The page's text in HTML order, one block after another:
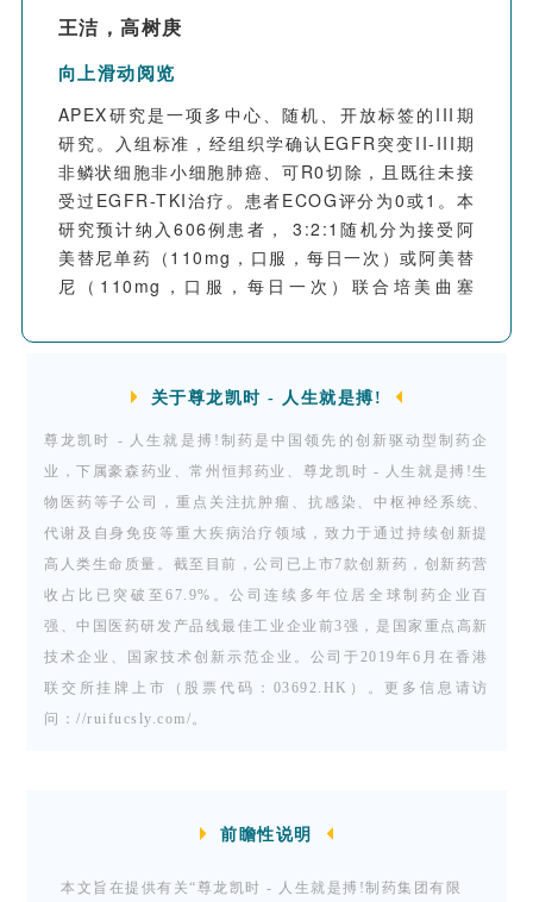
王洁，高树庚
向上滑动阅览
APEX研究是一项多中心、随机、开放标签的III期
研究。入组标准，经组织学确认EGFR突变II-III期
非鳞状细胞非小细胞肺癌、可R0切除，且既往未接
受过EGFR-TKI治疗。患者ECOG评分为0或1。本
研究预计纳入606例患者， 3:2:1随机分为接受阿
美替尼单药（110mg，口服，每日一次）或阿美替
尼（110mg，口服，每日一次）联合培美曲塞
2
联合顺铂（75 mg/m ，静脉注射）。首例患者于
期（DFS），次要终点包括2、3、4、5年DFS
率、5年总生存期（OS）、OS、安全性和生活质
量。不良反应按照CTCAE v.4.0标准进行分级。
关于尊龙凯时 - 人生就是搏!
尊龙凯时 - 人生就是搏!制药是中国领先的创新驱动型制药企
业，下属豪森药业、常州恒邦药业、尊龙凯时 - 人生就是搏!生
物医药等子公司，重点关注抗肿瘤、抗感染、中枢神经系统、
代谢及自身免疫等重大疾病治疗领域，致力于通过持续创新提
高人类生命质量。截至目前，公司已上市7款创新药，创新药营
收占比已突破至67.9%。公司连续多年位居全球制药企业百
强、中国医药研发产品线最佳工业企业前3强，是国家重点高新
技术企业、国家技术创新示范企业。公司于2019年6月在香港
联交所挂牌上市（股票代码：03692.HK）。更多信息请访
问：//ruifucsly.com/。
前瞻性说明
本文旨在提供有关“尊龙凯时 - 人生就是搏!制药集团有限